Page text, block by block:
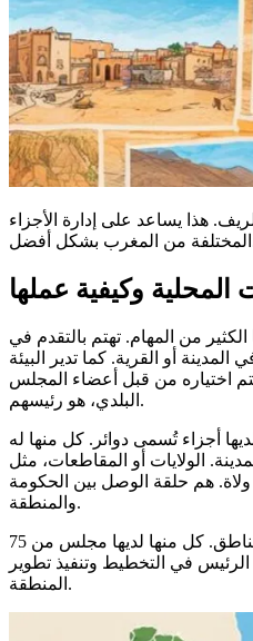
هذا يساعد على إدارة الأجزاء
المحلية وكيفية عملها
الكثير من المهام. تهتم بالتقدم في
المدينة أو القرية. كما تدير البيئة
اختياره من قبل أعضاء المجلس
البلدي، هو رئيسهم.
لديها أجزاء تُسمى دوائر. كل منها له
الولايات أو المقاطعات، مثل
ولاة. هم حلقة الوصل بين الحكومة
والمنطقة.
المغرب لديه 12 جزءًا تُسمى مناطق. كل منها لديها مجلس من 75
في التخطيط وتنفيذ تطوير
المنطقة.